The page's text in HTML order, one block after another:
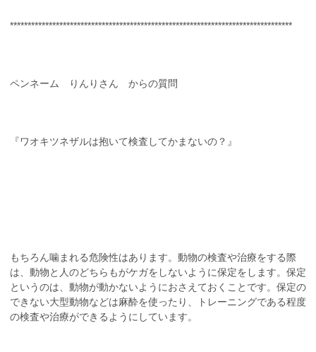
********************************************************************************
ペンネーム りんりさん からの質問
『ワオキツネザルは抱いて検査してかまないの？』
もちろん噛まれる危険性はあります。動物の検査や治療をする際
は、動物と人のどちらもがケガをしないように保定をします。保定
というのは、動物が動かないようにおさえておくことです。保定の
できない大型動物などは麻酔を使ったり、トレーニングである程度
の検査や治療ができるようにしています。